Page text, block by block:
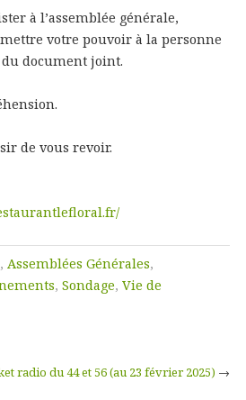
à l’assemblée générale,
votre pouvoir à la personne
du document joint.
de vous revoir.
, Assemblées Générales,
, Sondage, Vie de
radio du 44 et 56 (au 23 février 2025) →